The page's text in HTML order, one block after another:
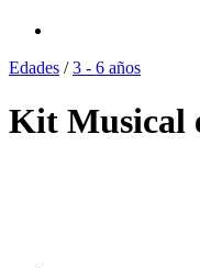
Edades / 3 - 6 años
Kit Musical